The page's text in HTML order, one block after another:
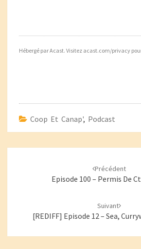
Hébergé par Acast. Visitez acast.com/privacy
Coop Et Canap', Podcast
Précédent
Episode 100 – Permis De
Suivant
[REDIFF] Episode 12 – Sea,